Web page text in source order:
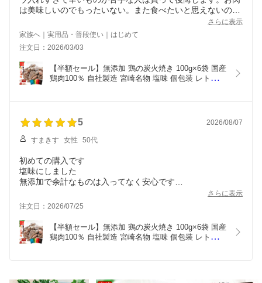
は美味しいのでもったいない。また食べたいと思えないの
酒飲みの人には良い辛さなのかな？
さらに表示
家族へ｜実用品・普段使い｜はじめて
注文日：2026/03/03
【半額セール】無添加 鶏の炭火焼き 100g×6袋 国産
鶏肉100％ 自社製造 宮崎名物 塩味 個包装 レトルト
メ 定番人気
5 2026/08/07
すまきす 女性 50代
初めての購入です
塩味にしました
無添加で余計なものは入ってなく安心です
常温で保存できるもの良いしそのまま食べられるので便利で
す
リピートありです、
さらに表示
注文日：2026/07/25
【半額セール】無添加 鶏の炭火焼き 100g×6袋 国産
鶏肉100％ 自社製造 宮崎名物 塩味 個包装 レトルト